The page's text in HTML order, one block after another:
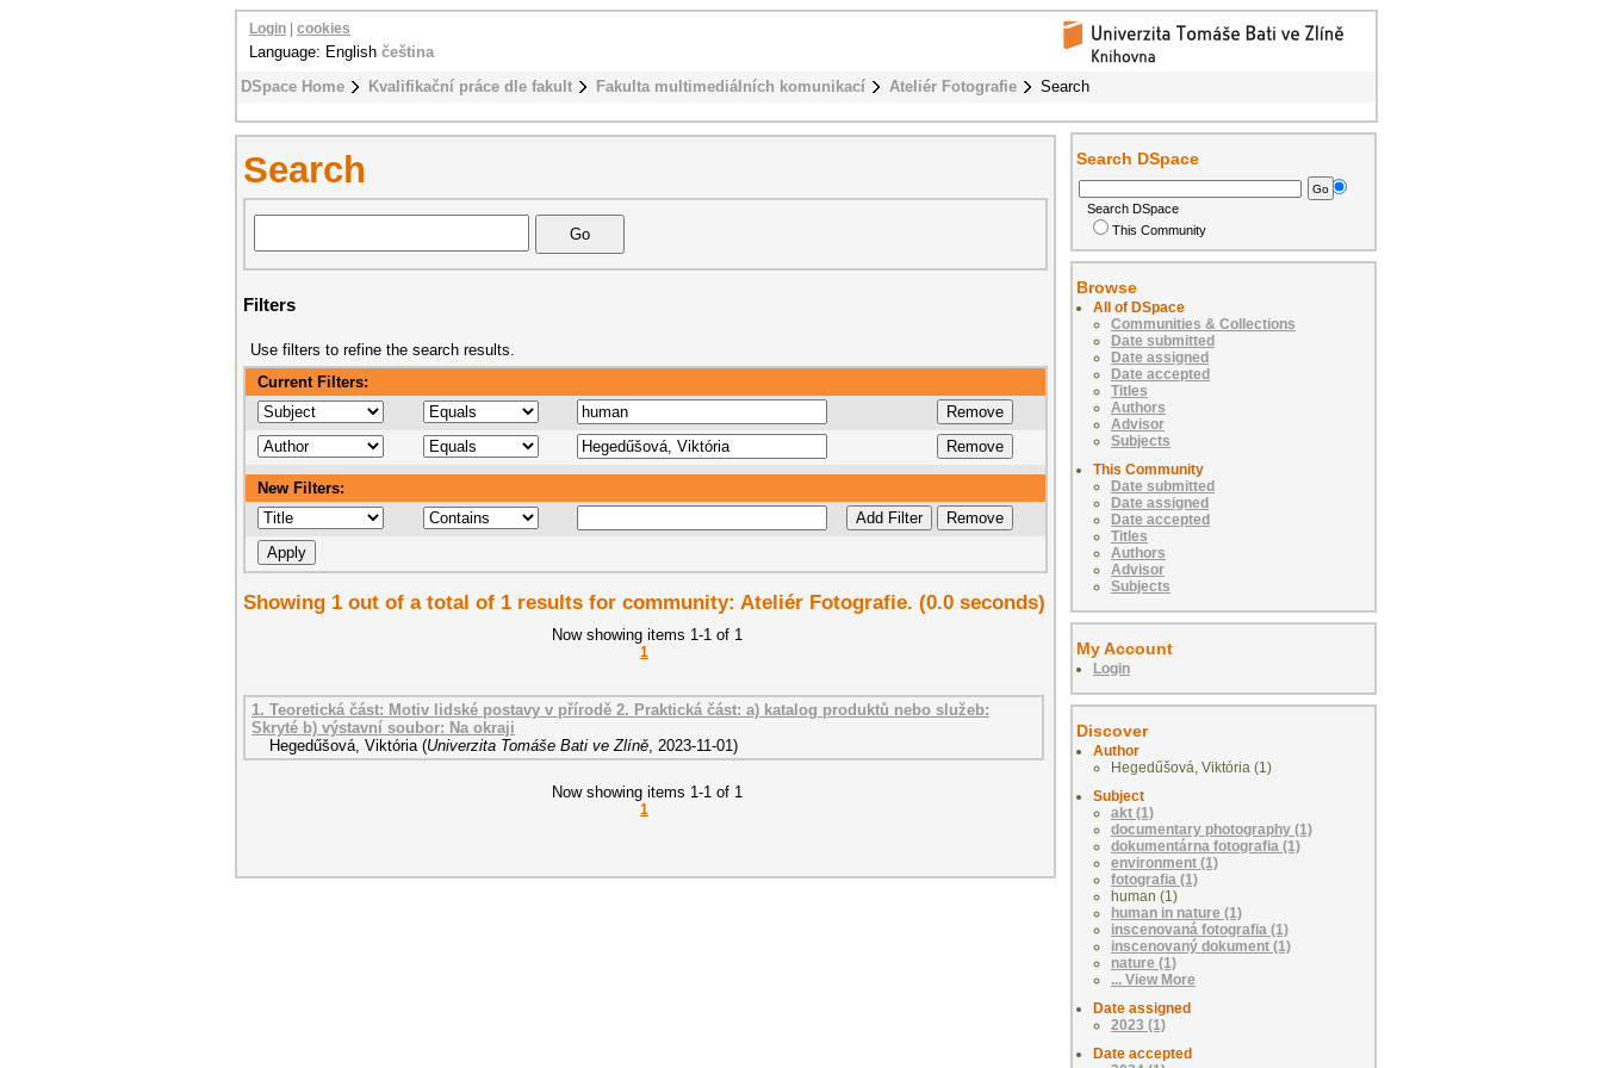
DSpace Home Kvalifikační práce dle fakult Fakulta multimediálních komunikací Ateliér Fotografie Search
Login cookies
Language: English čeština
Search
Filters
Use filters to refine the search results.
Current Filters:
New Filters:
Showing 1 out of a total of 1 results for community: Ateliér Fotografie. (0.0 seconds)
Now showing items 1-1 of 1
1
1. Teoretická část: Motiv lidské postavy v přírodě 2. Praktická část: a) katalog produktů nebo služeb:
Skryté b) výstavní soubor: Na okraji
Hegedűšová, Viktória (Univerzita Tomáše Bati ve Zlíně, 2023-11-01)
Now showing items 1-1 of 1
1
Search DSpace
Search DSpace
This Community
Browse
All of DSpace
Communities & Collections
Date submitted
Date assigned
Date accepted
Titles
Authors
Advisor
Subjects
This Community
Date submitted
Date assigned
Date accepted
Titles
Authors
Advisor
Subjects
My Account
Login
Discover
Author
Hegedűšová, Viktória (1)
Subject
akt (1)
documentary photography (1)
dokumentárna fotografia (1)
environment (1)
fotografia (1)
human (1)
human in nature (1)
inscenovaná fotografia (1)
inscenovaný dokument (1)
nature (1)
... View More
Date assigned
2023 (1)
Date accepted